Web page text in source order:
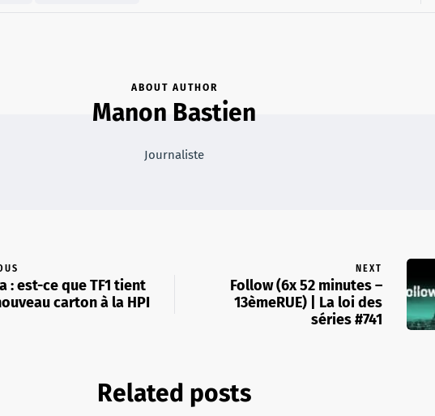
ABOUT AUTHOR
Manon Bastien
Journaliste
: est-ce que TF1 tient
carton à la HPI
NEXT
Follow (6x 52 minutes –
13èmeRUE) | La loi des
séries #741
Related posts